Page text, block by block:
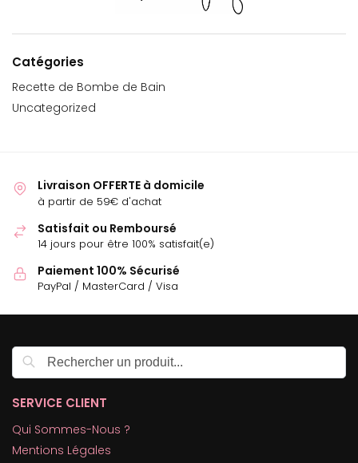
Catégories
Recette de Bombe de Bain
Uncategorized
Livraison OFFERTE à domicile
à partir de 59€ d'achat
Satisfait ou Remboursé
14 jours pour être 100% satisfait(e)
Paiement 100% Sécurisé
PayPal / MasterCard / Visa
SERVICE CLIENT
Qui Sommes-Nous ?
Mentions Légales